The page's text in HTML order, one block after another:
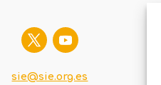
sie@sie.org.es